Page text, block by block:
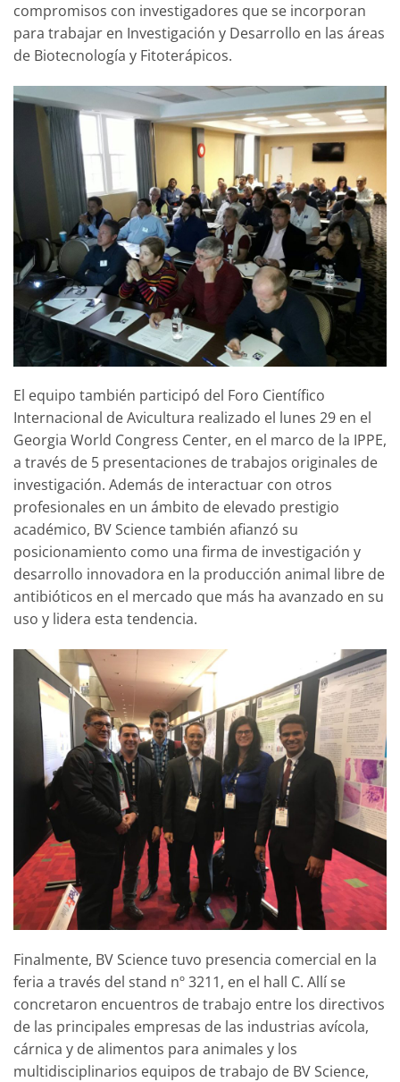
compromisos con investigadores que se incorporan
para trabajar en Investigación y Desarrollo en las áreas
de Biotecnología y Fitoterápicos.
El equipo también participó del Foro Científico
Internacional de Avicultura realizado el lunes 29 en el
Georgia World Congress Center, en el marco de la IPPE,
a través de 5 presentaciones de trabajos originales de
investigación. Además de interactuar con otros
profesionales en un ámbito de elevado prestigio
académico, BV Science también afianzó su
posicionamiento como una firma de investigación y
desarrollo innovadora en la producción animal libre de
antibióticos en el mercado que más ha avanzado en su
uso y lidera esta tendencia.
Finalmente, BV Science tuvo presencia comercial en la
feria a través del stand nº 3211, en el hall C. Allí se
concretaron encuentros de trabajo entre los directivos
de las principales empresas de las industrias avícola,
cárnica y de alimentos para animales y los
multidisciplinarios equipos de trabajo de BV Science,